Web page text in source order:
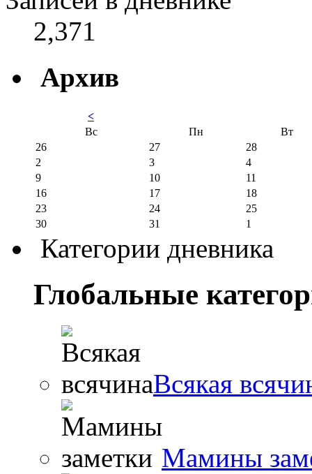
2,371
Архив
<
Вс
Пн
Вт
26
27
28
2
3
4
9
10
11
16
17
18
23
24
25
30
31 1
Категории дневника
Глобальные
Всякая
Мамины